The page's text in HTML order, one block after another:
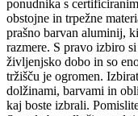
ponudnika s
obstojne in trpežne
prašno barvan aluminij,
razmere. S pravo izbiro
življenjsko dobo in so
tržišču je ogromen.
dolžinami, barvami in
kaj boste izbrali.